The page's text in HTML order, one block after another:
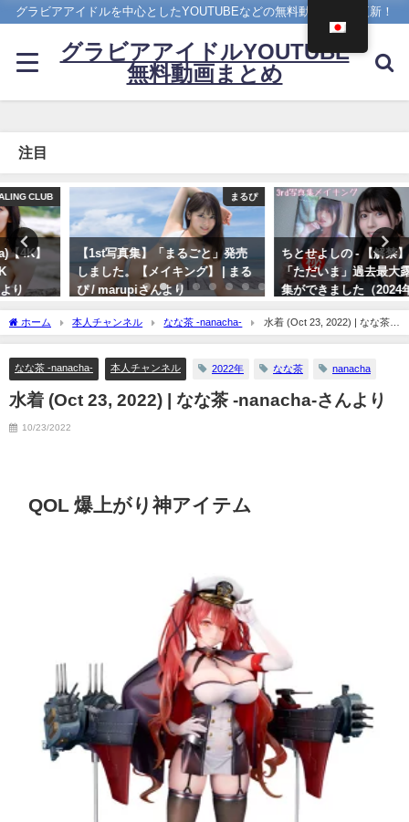
グラビアアイドルを中心としたYOUTUBEなどの無料動画を日々更新！
グラビアアイドルYOUTUBE
無料動画まとめ
注目
まるぴ
【1st写真集】「まるごと」発売
しました。【メイキング】 | まる
ぴ / marupiさんより
Hカップ
ちとせよしの - 【解禁】写真集
「ただいま」過去最大露出な写真
集ができました（2024年07月26
日） | よしのんチャンネルさんよ
り
ホーム 本人チャンネル なな茶 -nanacha-
水着 (Oct 23, 2022) | なな茶 -
nanacha-さんより
なな茶 -nanacha- 本人チャンネル 2022年 なな茶 nanacha
水着 (Oct 23, 2022) | なな茶 -nanacha-さんより
10/23/2022
QOL 爆上がり神アイテム